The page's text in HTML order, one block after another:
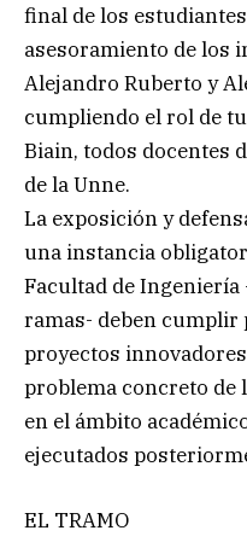
final de los
asesoramiento de los
Alejandro Ruberto y
cumpliendo el rol de
Biain, todos docentes
de la Unne.
La exposición y
una instancia
Facultad de
ramas- deben cumplir
proyectos
problema concreto de
en el ámbito
ejecutados
EL TRAMO